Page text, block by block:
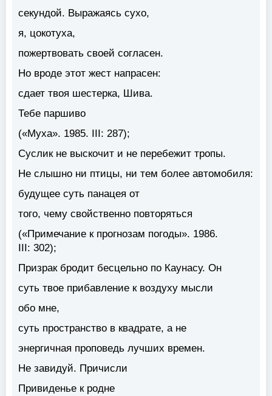
секундой. Выражаясь сухо,
я, цокотуха,
пожертвовать своей согласен.
Но вроде этот жест напрасен:
сдает твоя шестерка, Шива.
Тебе паршиво
(«Муха». 1985. III: 287);
Суслик не выскочит и не перебежит тропы.
Не слышно ни птицы, ни тем более автомобиля:
будущее суть панацея от
того, чему свойственно повторяться
(«Примечание к прогнозам погоды». 1986.
III: 302);
Призрак бродит бесцельно по Каунасу. Он
суть твое прибавление к воздуху мысли
обо мне,
суть пространство в квадрате, а не
энергичная проповедь лучших времен.
Не завидуй. Причисли
Привиденье к родне